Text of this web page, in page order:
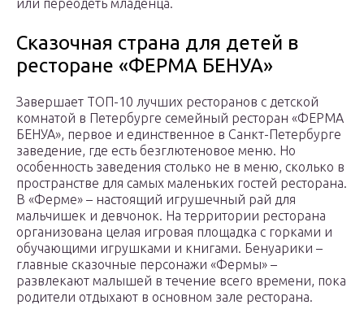
или переодеть младенца.
Сказочная страна для детей в
ресторане «ФЕРМА БЕНУА»
Завершает ТОП-10 лучших ресторанов с детской
комнатой в Петербурге семейный ресторан «ФЕРМА
БЕНУА», первое и единственное в Санкт-Петербурге
заведение, где есть безглютеновое меню. Но
особенность заведения столько не в меню, сколько в
пространстве для самых маленьких гостей ресторана.
В «Ферме» – настоящий игрушечный рай для
мальчишек и девчонок. На территории ресторана
организована целая игровая площадка с горками и
обучающими игрушками и книгами. Бенуарики –
главные сказочные персонажи «Фермы» –
развлекают малышей в течение всего времени, пока
родители отдыхают в основном зале ресторана.